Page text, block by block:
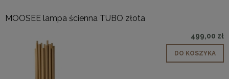
MOOSEE lampa ścienna TUBO złota
499,00 zł
DO KOSZYKA